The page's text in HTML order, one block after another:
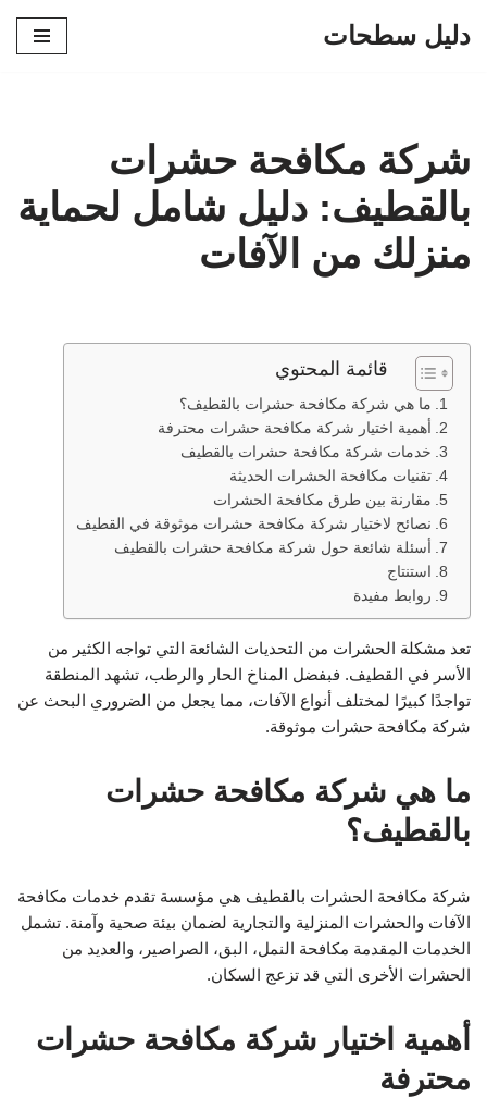
دليل سطحات
شركة مكافحة حشرات
بالقطيف: دليل شامل لحماية
منزلك من الآفات
قائمة المحتوي
ما هي شركة مكافحة حشرات بالقطيف؟
أهمية اختيار شركة مكافحة حشرات محترفة
خدمات شركة مكافحة حشرات بالقطيف
تقنيات مكافحة الحشرات الحديثة
مقارنة بين طرق مكافحة الحشرات
نصائح لاختيار شركة مكافحة حشرات موثوقة في القطيف
أسئلة شائعة حول شركة مكافحة حشرات بالقطيف
استنتاج
روابط مفيدة
تعد مشكلة الحشرات من التحديات الشائعة التي تواجه الكثير من
الأسر في القطيف. فبفضل المناخ الحار والرطب، تشهد المنطقة
تواجدًا كبيرًا لمختلف أنواع الآفات، مما يجعل من الضروري البحث عن
شركة مكافحة حشرات موثوقة.
ما هي شركة مكافحة حشرات
بالقطيف؟
شركة مكافحة الحشرات بالقطيف هي مؤسسة تقدم خدمات مكافحة
الآفات والحشرات المنزلية والتجارية لضمان بيئة صحية وآمنة. تشمل
الخدمات المقدمة مكافحة النمل، البق، الصراصير، والعديد من
الحشرات الأخرى التي قد تزعج السكان.
أهمية اختيار شركة مكافحة حشرات
محترفة